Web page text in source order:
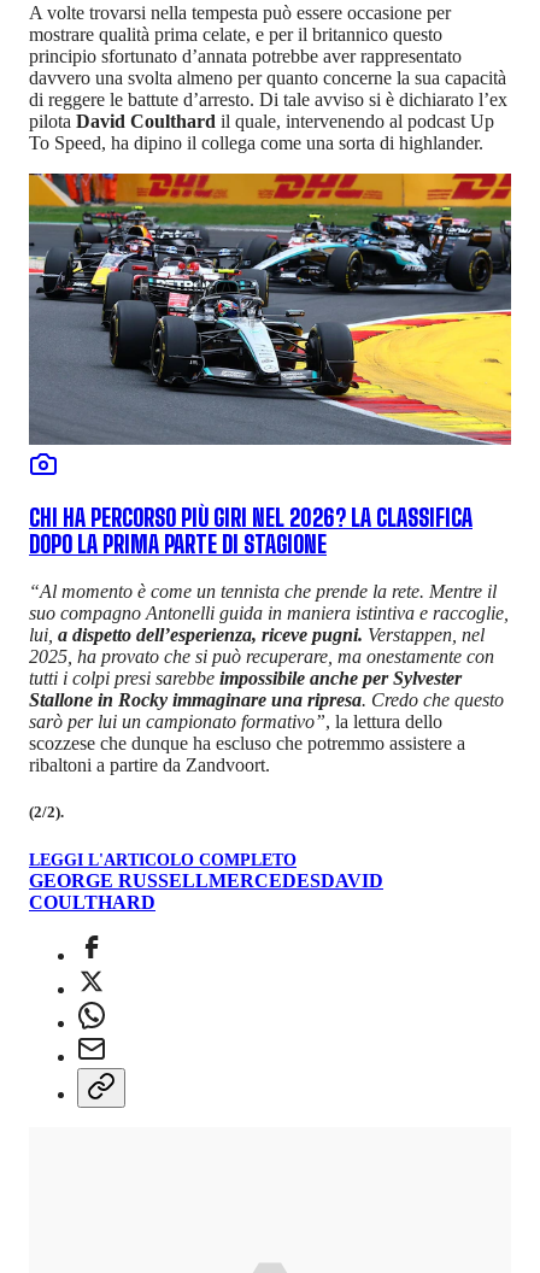
A volte trovarsi nella tempesta può essere occasione per
mostrare qualità prima celate, e per il britannico questo
principio sfortunato d’annata potrebbe aver rappresentato
davvero una svolta almeno per quanto concerne la sua capacità
di reggere le battute d’arresto. Di tale avviso si è dichiarato l’ex
pilota David Coulthard il quale, intervenendo al podcast Up
To Speed, ha dipino il collega come una sorta di highlander.
CHI HA PERCORSO PIÙ GIRI NEL 2026? LA CLASSIFICA
DOPO LA PRIMA PARTE DI STAGIONE
“Al momento è come un tennista che prende la rete. Mentre il
suo compagno Antonelli guida in maniera istintiva e raccoglie,
lui, a dispetto dell’esperienza, riceve pugni. Verstappen, nel
2025, ha provato che si può recuperare, ma onestamente con
tutti i colpi presi sarebbe impossibile anche per Sylvester
Stallone in Rocky immaginare una ripresa. Credo che questo
sarò per lui un campionato formativo”, la lettura dello
scozzese che dunque ha escluso che potremmo assistere a
ribaltoni a partire da Zandvoort.
(2/2).
LEGGI L'ARTICOLO COMPLETO
GEORGE RUSSELLMERCEDESDAVID
COULTHARD